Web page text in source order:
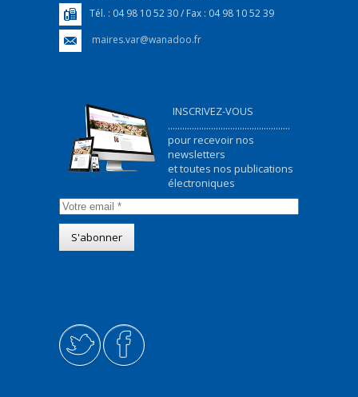
Tél. : 04 98 10 52 30 / Fax : 04 98 10 52 39
maires.var@wanadoo.fr
INSCRIVEZ-VOUS
...................................................
pour recevoir nos
newsletters
et toutes nos publications
électroniques